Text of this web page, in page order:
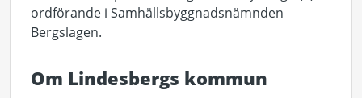
ordförande i Samhällsbyggnadsnämnden
Bergslagen.
Om Lindesbergs kommun